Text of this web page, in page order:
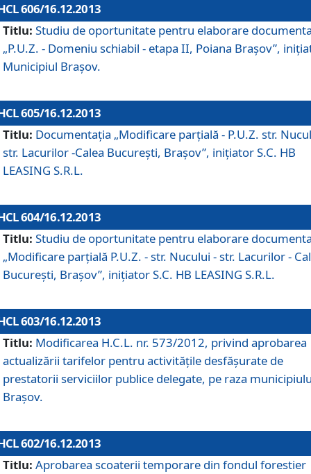
606/16.12.2013
Titlu: Studiu de oportunitate pentru elaborare
„P.U.Z. - Domeniu schiabil - etapa II, Poiana Braşov”,
Municipiul Braşov.
605/16.12.2013
Titlu: Documentaţia „Modificare parţială - P.U.Z. str.
str. Lacurilor -Calea Bucureşti, Braşov”, iniţiator S.C. HB
LEASING S.R.L.
604/16.12.2013
Titlu: Studiu de oportunitate pentru elaborare
„Modificare parţială P.U.Z. - str. Nucului - str. Lacurilor -
Bucureşti, Braşov”, iniţiator S.C. HB LEASING S.R.L.
603/16.12.2013
Titlu: Modificarea H.C.L. nr. 573/2012, privind aprobarea
actualizării tarifelor pentru activităţile desfăşurate de
prestatorii serviciilor publice delegate, pe raza
Braşov.
602/16.12.2013
Titlu: Aprobarea scoaterii temporare din fondul forestier